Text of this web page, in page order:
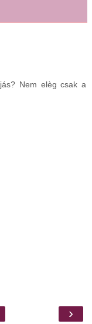
Nem elèg csak a
›